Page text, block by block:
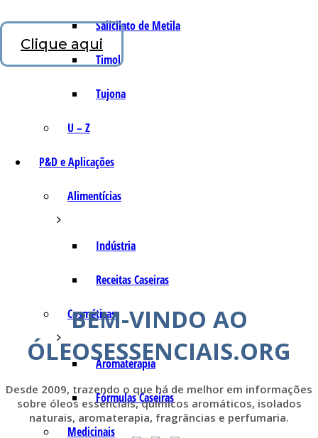
Salicilato de Metila
Timol
Tujona
U – Z
P&D e Aplicações
Alimentícias
Indústria
Receitas Caseiras
Cosméticas
Aromaterapia
Fórmulas Caseiras
Medicinais
Clique aqui
BEM-VINDO AO
ÓLEOSESSENCIAIS.ORG
Desde 2009, trazendo o que há de melhor em informações
sobre óleos essenciais, químicos aromáticos, isolados
naturais, aromaterapia, fragrâncias e perfumaria.